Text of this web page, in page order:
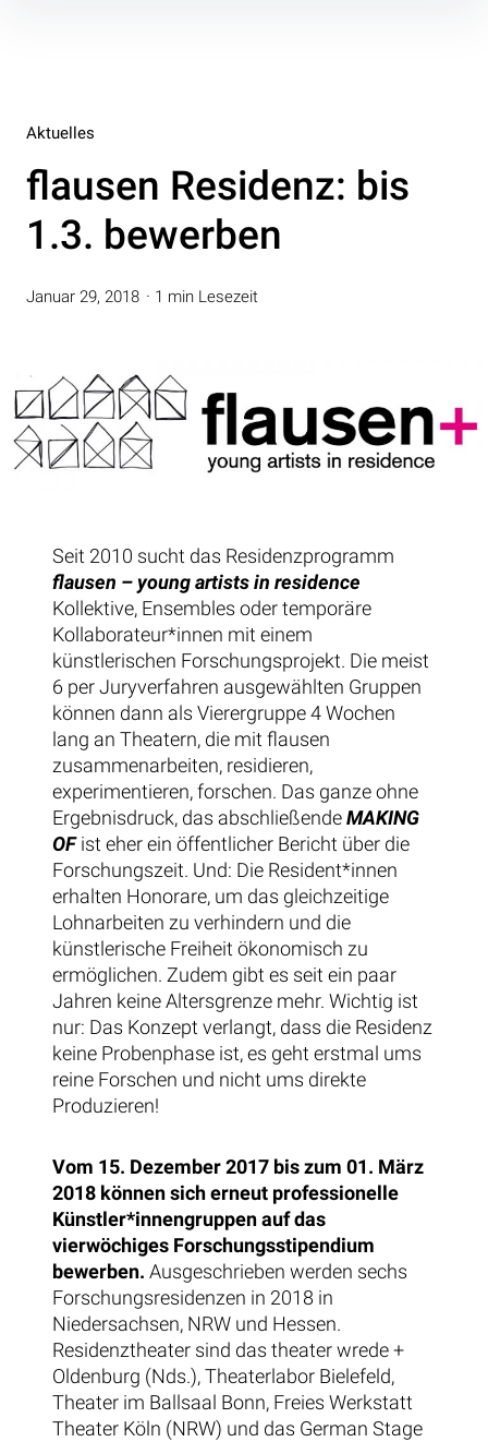
Aktuelles
flausen Residenz: bis
1.3. bewerben
Januar 29, 2018 1 min Lesezeit
Seit 2010 sucht das Residenzprogramm
flausen – young artists in residence
Kollektive, Ensembles oder temporäre
Kollaborateur*innen mit einem
künstlerischen Forschungsprojekt. Die meist
6 per Juryverfahren ausgewählten Gruppen
können dann als Vierergruppe 4 Wochen
lang an Theatern, die mit flausen
zusammenarbeiten, residieren,
experimentieren, forschen. Das ganze ohne
Ergebnisdruck, das abschließendeMAKING
OFist eher ein öffentlicher Bericht über die
Forschungszeit. Und: Die Resident*innen
erhalten Honorare, um das gleichzeitige
Lohnarbeiten zu verhindern und die
künstlerische Freiheit ökonomisch zu
ermöglichen. Zudem gibt es seit ein paar
Jahren keine Altersgrenze mehr. Wichtig ist
nur: Das Konzept verlangt, dass die Residenz
keine Probenphase ist, es geht erstmal ums
reine Forschen und nicht ums direkte
Produzieren!
Vom 15. Dezember 2017 bis zum 01. März
2018 können sich erneut professionelle
Künstler*innengruppen auf das
vierwöchiges Forschungsstipendium
bewerben. Ausgeschrieben werden sechs
Forschungsresidenzen in 2018 in
Niedersachsen, NRW und Hessen.
Residenztheater sind das theater wrede +
Oldenburg (Nds.), Theaterlabor Bielefeld,
Theater im Ballsaal Bonn, Freies Werkstatt
Theater Köln (NRW) und das German Stage